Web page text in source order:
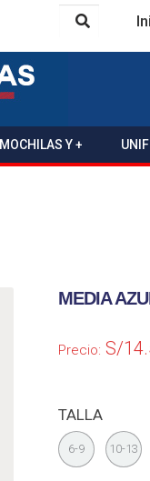
MOCHILAS Y +
MEDIA
Precio: S/
TALLA
6-9 10-13